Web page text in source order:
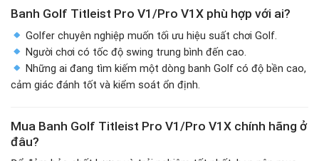
Banh Golf Titleist Pro V1/Pro V1X phù hợp với ai?
Golfer chuyên nghiệp muốn tối ưu hiệu suất chơi Golf.
Người chơi có tốc độ swing trung bình đến cao.
Những ai đang tìm kiếm một dòng banh Golf có độ bền cao,
cảm giác đánh tốt và kiểm soát ổn định.
Mua Banh Golf Titleist Pro V1/Pro V1X chính hãng ở
đâu?